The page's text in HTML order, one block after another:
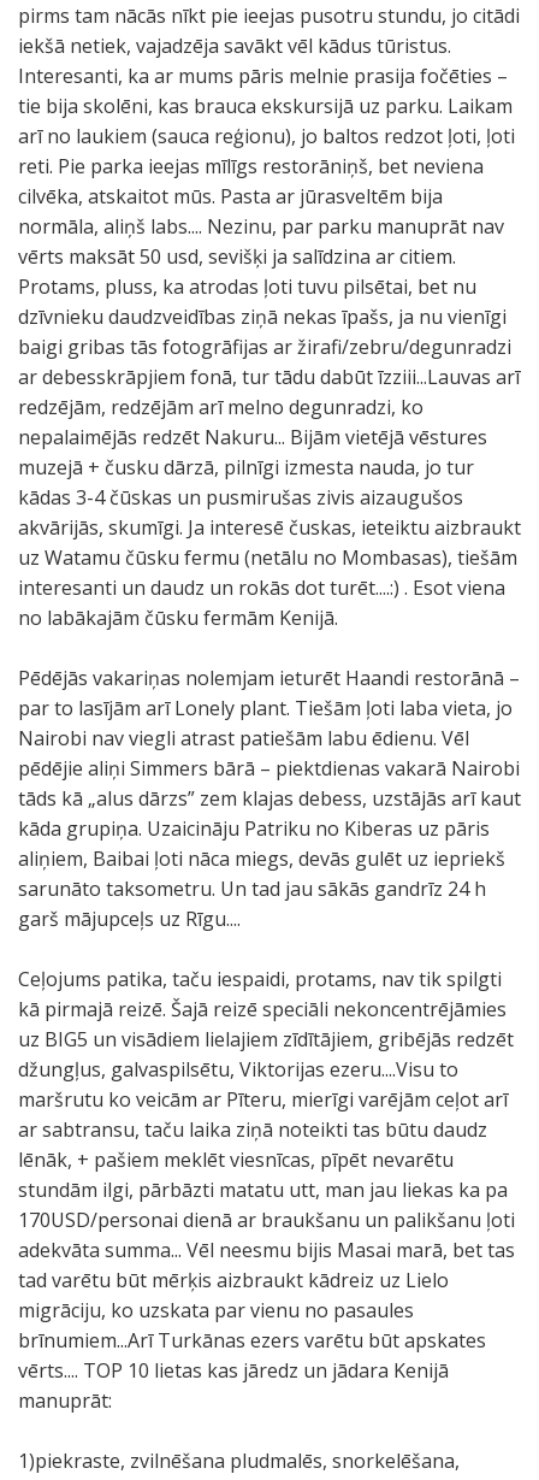
pirms tam nācās nīkt pie ieejas pusotru stundu, jo citādi
iekšā netiek, vajadzēja savākt vēl kādus tūristus.
Interesanti, ka ar mums pāris melnie prasija fočēties –
tie bija skolēni, kas brauca ekskursijā uz parku. Laikam
arī no laukiem (sauca reģionu), jo baltos redzot ļoti, ļoti
reti. Pie parka ieejas mīlīgs restorāniņš, bet neviena
cilvēka, atskaitot mūs. Pasta ar jūrasveltēm bija
normāla, aliņš labs.... Nezinu, par parku manuprāt nav
vērts maksāt 50 usd, sevišķi ja salīdzina ar citiem.
Protams, pluss, ka atrodas ļoti tuvu pilsētai, bet nu
dzīvnieku daudzveidības ziņā nekas īpašs, ja nu vienīgi
baigi gribas tās fotogrāfijas ar žirafi/zebru/degunradzi
ar debesskrāpjiem fonā, tur tādu dabūt īzziii...Lauvas arī
redzējām, redzējām arī melno degunradzi, ko
nepalaimējās redzēt Nakuru... Bijām vietējā vēstures
muzejā + čusku dārzā, pilnīgi izmesta nauda, jo tur
kādas 3-4 čūskas un pusmirušas zivis aizaugušos
akvārijās, skumīgi. Ja interesē čuskas, ieteiktu aizbraukt
uz Watamu čūsku fermu (netālu no Mombasas), tiešām
interesanti un daudz un rokās dot turēt....:) . Esot viena
no labākajām čūsku fermām Kenijā.
Pēdējās vakariņas nolemjam ieturēt Haandi restorānā –
par to lasījām arī Lonely plant. Tiešām ļoti laba vieta, jo
Nairobi nav viegli atrast patiešām labu ēdienu. Vēl
pēdējie aliņi Simmers bārā – piektdienas vakarā Nairobi
tāds kā „alus dārzs” zem klajas debess, uzstājās arī kaut
kāda grupiņa. Uzaicināju Patriku no Kiberas uz pāris
aliņiem, Baibai ļoti nāca miegs, devās gulēt uz iepriekš
sarunāto taksometru. Un tad jau sākās gandrīz 24 h
garš mājupceļs uz Rīgu....
Ceļojums patika, taču iespaidi, protams, nav tik spilgti
kā pirmajā reizē. Šajā reizē speciāli nekoncentrējāmies
uz BIG5 un visādiem lielajiem zīdītājiem, gribējās redzēt
džungļus, galvaspilsētu, Viktorijas ezeru....Visu to
maršrutu ko veicām ar Pīteru, mierīgi varējām ceļot arī
ar sabtransu, taču laika ziņā noteikti tas būtu daudz
lēnāk, + pašiem meklēt viesnīcas, pīpēt nevarētu
stundām ilgi, pārbāzti matatu utt, man jau liekas ka pa
170USD/personai dienā ar braukšanu un palikšanu ļoti
adekvāta summa... Vēl neesmu bijis Masai marā, bet tas
tad varētu būt mērķis aizbraukt kādreiz uz Lielo
migrāciju, ko uzskata par vienu no pasaules
brīnumiem...Arī Turkānas ezers varētu būt apskates
vērts.... TOP 10 lietas kas jāredz un jādara Kenijā
manuprāt:
1)piekraste, zvilnēšana pludmalēs, snorkelēšana,